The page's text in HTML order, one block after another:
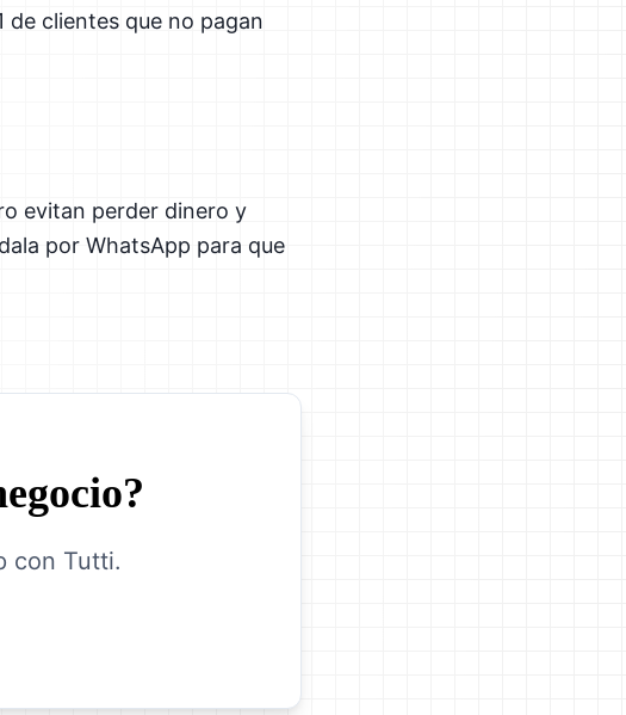
de clientes que no pagan
evitan perder dinero y
por WhatsApp para que
con Tutti.